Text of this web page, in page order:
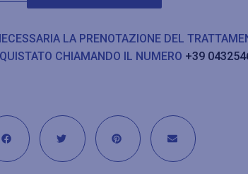
LA PRENOTAZIONE DEL
CHIAMANDO IL NUMERO +39